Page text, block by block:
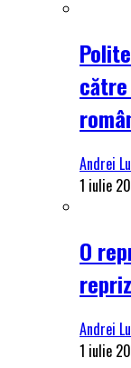
Andrei
1 iulie
O
Andrei
1 iulie